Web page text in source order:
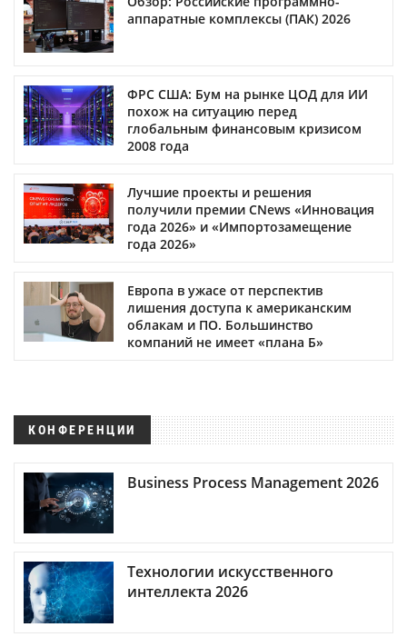
аппаратные комплексы (ПАК) 2026
ФРС США: Бум на рынке ЦОД для ИИ
похож на ситуацию перед
глобальным финансовым кризисом
2008 года
Лучшие проекты и решения
получили премии CNews «Инновация
года 2026» и «Импортозамещение
года 2026»
Европа в ужасе от перспектив
лишения доступа к американским
облакам и ПО. Большинство
компаний не имеет «плана Б»
КОНФЕРЕНЦИИ
Business Process Management 2026
Технологии искусственного
интеллекта 2026